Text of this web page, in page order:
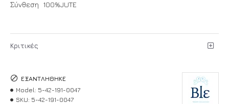
Σύνθεση 100%JUTE
Κριτικές
ΕΞΑΝΤΛΉΘΗΚΕ
Model: 5-42-191-0047
SKU: 5-42-191-0047